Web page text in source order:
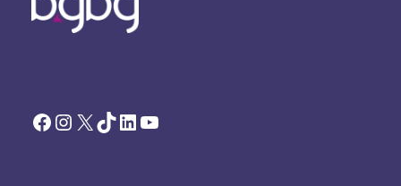
Facebook Instagram X TikTok LinkedIn YouTube